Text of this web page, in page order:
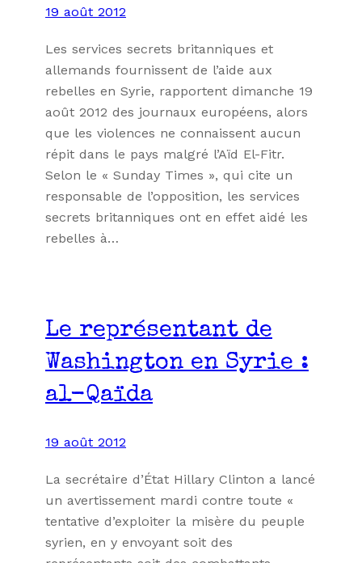
19 août 2012
Les services secrets britanniques et
allemands fournissent de l’aide aux
rebelles en Syrie, rapportent dimanche 19
août 2012 des journaux européens, alors
que les violences ne connaissent aucun
répit dans le pays malgré l’Aïd El-Fitr.
Selon le « Sunday Times », qui cite un
responsable de l’opposition, les services
secrets britanniques ont en effet aidé les
rebelles à…
Le représentant de
Washington en Syrie :
al-Qaïda
19 août 2012
La secrétaire d’État Hillary Clinton a lancé
un avertissement mardi contre toute «
tentative d’exploiter la misère du peuple
syrien, en y envoyant soit des